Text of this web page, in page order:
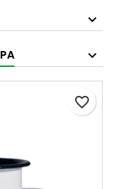
favorite_border